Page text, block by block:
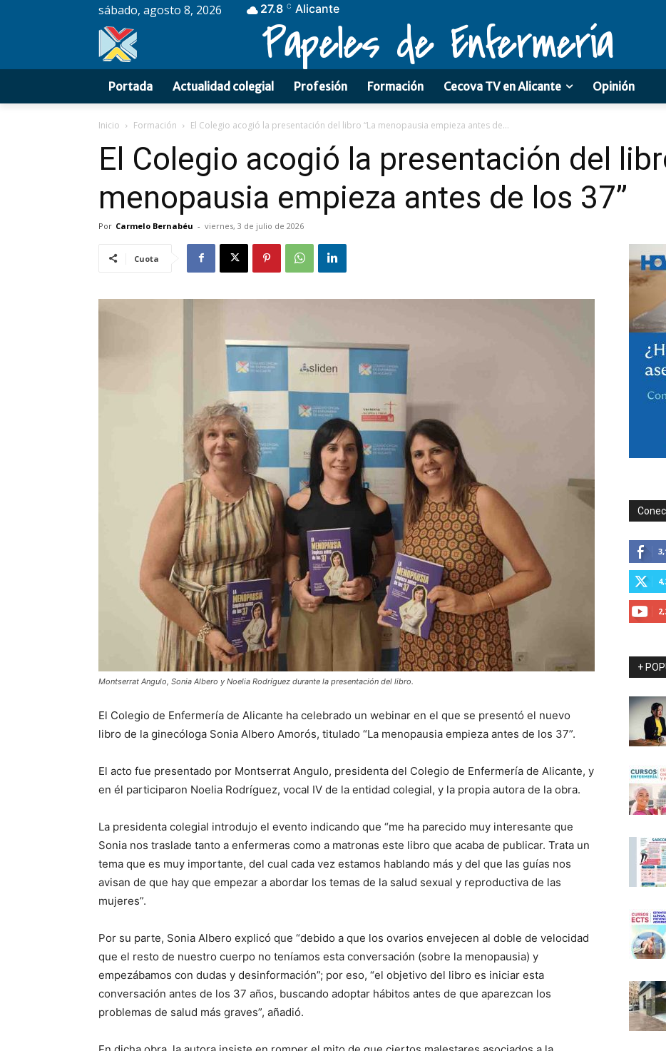
sábado, agosto 8, 2026 27.8 C Alicante
Papeles de Enfermería
Portada Actualidad colegial Profesión Formación Cecova TV en Alicante Opinión
Inicio Formación El Colegio acogió la presentación del libro “La menopausia empieza antes de...
El Colegio acogió la presentación del
menopausia empieza antes de los 37”
Por Carmelo Bernabéu - viernes, 3 de julio de 2026
Cuota
Montserrat Angulo, Sonia Albero y Noelia Rodríguez durante la presentación del libro.
El Colegio de Enfermería de Alicante ha celebrado un webinar en el que se presentó el nuevo
libro de la ginecóloga Sonia Albero Amorós, titulado “La menopausia empieza antes de los 37”.
El acto fue presentado por Montserrat Angulo, presidenta del Colegio de Enfermería de Alicante, y
en él participaron Noelia Rodríguez, vocal IV de la entidad colegial, y la propia autora de la obra.
La presidenta colegial introdujo el evento indicando que “me ha parecido muy interesante que
Sonia nos traslade tanto a enfermeras como a matronas este libro que acaba de publicar. Trata un
tema que es muy importante, del cual cada vez estamos hablando más y del que las guías nos
avisan de que hay que empezar a abordar los temas de la salud sexual y reproductiva de las
mujeres”.
Por su parte, Sonia Albero explicó que “debido a que los ovarios envejecen al doble de velocidad
que el resto de nuestro cuerpo no teníamos esta conversación (sobre la menopausia) y
empezábamos con dudas y desinformación”; por eso, “el objetivo del libro es iniciar esta
conversación antes de los 37 años, buscando adoptar hábitos antes de que aparezcan los
problemas de salud más graves”, añadió.
+